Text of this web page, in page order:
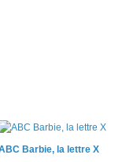
Barbie, la lettre X